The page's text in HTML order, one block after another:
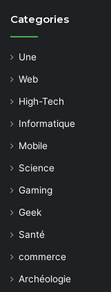
Categories
Une
Web
High-Tech
Informatique
Mobile
Science
Gaming
Geek
Santé
commerce
Archéologie